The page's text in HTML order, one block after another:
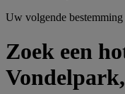
Uw volgende bestemming
Zoek een